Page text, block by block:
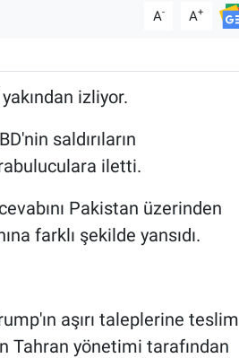
A- A+
izliyor.
saldırıların
iletti.
Pakistan üzerinden
farklı şekilde yansıdı.
aşırı taleplerine teslim
Tahran yönetimi tarafından